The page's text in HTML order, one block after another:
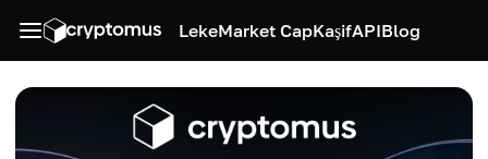
LekeMarket CapKaşifAPIBlog